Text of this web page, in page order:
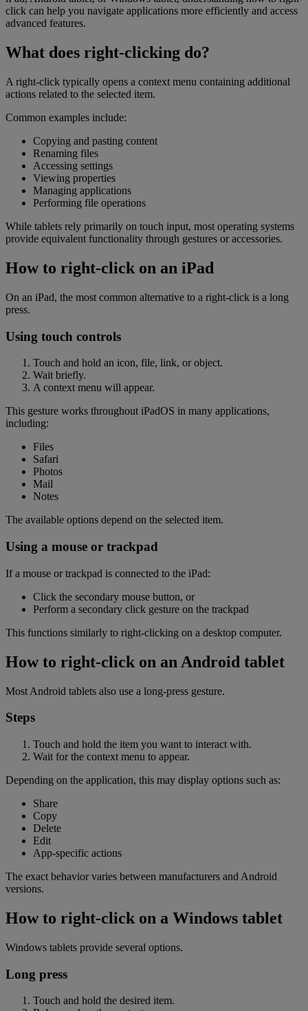
click can help you navigate applications more efficiently and access
advanced features.
What does right-clicking do?
A right-click typically opens a context menu containing additional
actions related to the selected item.
Common examples include:
Copying and pasting content
Renaming files
Accessing settings
Viewing properties
Managing applications
Performing file operations
While tablets rely primarily on touch input, most operating systems
provide equivalent functionality through gestures or accessories.
How to right-click on an iPad
On an iPad, the most common alternative to a right-click is a long
press.
Using touch controls
Touch and hold an icon, file, link, or object.
Wait briefly.
A context menu will appear.
This gesture works throughout iPadOS in many applications,
including:
Files
Safari
Photos
Mail
Notes
The available options depend on the selected item.
Using a mouse or trackpad
If a mouse or trackpad is connected to the iPad:
Click the secondary mouse button, or
Perform a secondary click gesture on the trackpad
This functions similarly to right-clicking on a desktop computer.
How to right-click on an Android tablet
Most Android tablets also use a long-press gesture.
Steps
Touch and hold the item you want to interact with.
Wait for the context menu to appear.
Depending on the application, this may display options such as:
Share
Copy
Delete
Edit
App-specific actions
The exact behavior varies between manufacturers and Android
versions.
How to right-click on a Windows tablet
Windows tablets provide several options.
Long press
Touch and hold the desired item.